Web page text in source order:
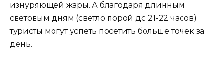
изнуряющей жары. А благодаря длинным
световым дням (светло порой до 21-22 часов)
туристы могут успеть посетить больше точек за
день.